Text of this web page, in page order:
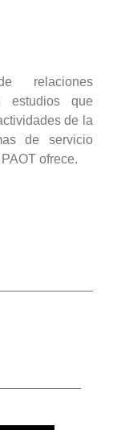
relaciones
estudios que
de la
de servicio
ofrece.